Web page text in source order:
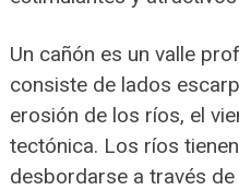
Un cañón es un valle
consiste de lados
erosión de los ríos, el
tectónica. Los ríos
desbordarse a través